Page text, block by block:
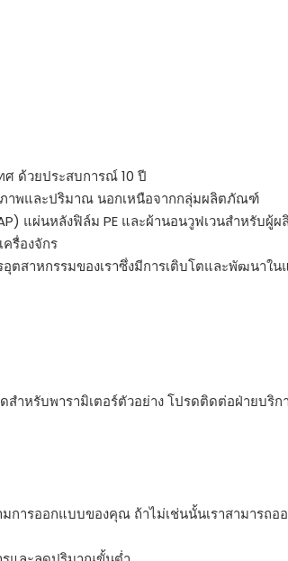
ศ ด้วยประสบการณ์ 10 ปี
าพและปริมาณ นอกเหนือจากกลุ่มผลิตภัณฑ์
แผ่นหลังฟิล์ม PE และผ้านอนวูฟเวนสำหรับผู้ผ
รื่องจักร
ตสาหกรรมของเราซึ่งมีการเติบโตและพัฒนาใ
สำหรับพารามิเตอร์ตัวอย่าง โปรดติดต่อฝ่ายบริก
ารออกแบบของคุณ ถ้าไม่เช่นนั้นเราสามารถอ